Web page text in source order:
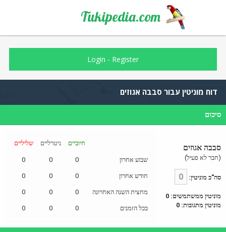
Tukipedia.com
Login - Register
דוח מוניטין עבור סבבה אגוזים
סיכום
סבבה אגוזים
(חבר לא פעיל)
סה"כ מוניטין: 0
מוניטין ממשתמשים: 0
מוניטין מתגובות: 0
חיוביים ניטרליים שליליים
שבוע אחרון 0
0
0
חודש אחרון 0
0
0
מחצית השנה האחרונה 0
0
0
בכל הזמנים 0
0
0